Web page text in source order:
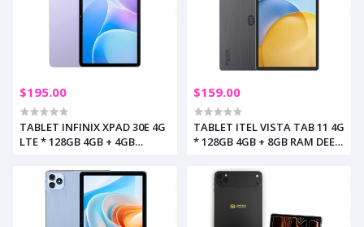
$195.00
TABLET INFINIX XPAD 30E 4G
LTE * 128GB 4GB + 4GB
$159.00
TABLET ITEL VISTA TAB 11 4G
* 128GB 4GB + 8GB RAM DEEP